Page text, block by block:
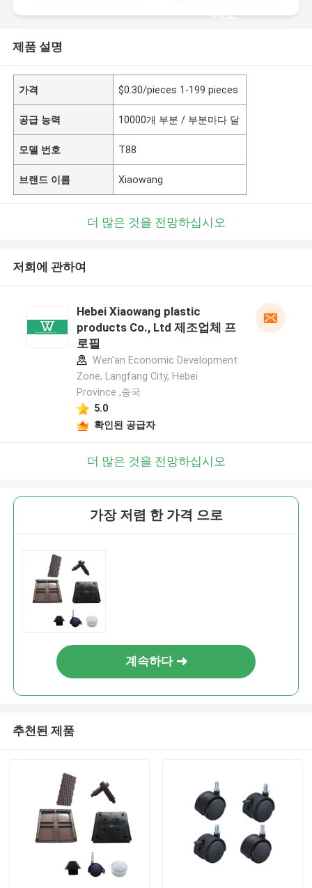
시오
제품 설명
가격 $0.30/pieces 1-199 pieces
공급 능력 10000개 부분 / 부분마다 달
모델 번호 T88
브랜드 이름 Xiaowang
더 많은 것을 전망하십시오
저희에 관하여
Hebei Xiaowang plastic
products Co., Ltd 제조업체 프
로필
Wen'an Economic Development
Zone, Langfang City, Hebei
Province ,중국
5.0
확인된 공급자
더 많은 것을 전망하십시오
가장 저렴 한 가격 으로
계속하다
추천된 제품